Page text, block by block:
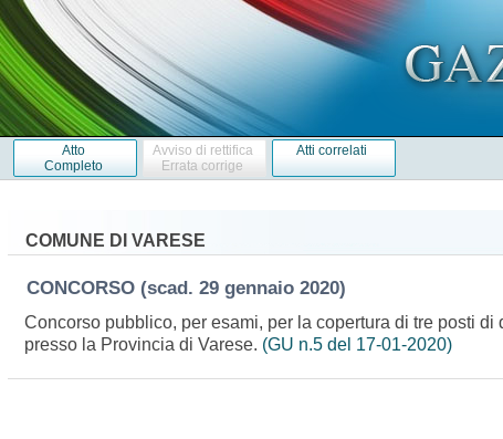
Atto
Completo
Avviso di rettifica
Errata corrige
Atti correlati
COMUNE DI VARESE
CONCORSO (scad. 29 gennaio 2020)
Concorso pubblico, per esami, per la copertura di tre posti
presso la Provincia di Varese. (GU n.5 del 17-01-2020)